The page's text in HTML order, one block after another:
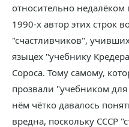
относительно
1990-х автор этих строк
"счастливчиков",
языцех "учебнику
Сороса. Тому самому,
прозвали "учебником
нём чётко давалось
вредна, поскольку СССР